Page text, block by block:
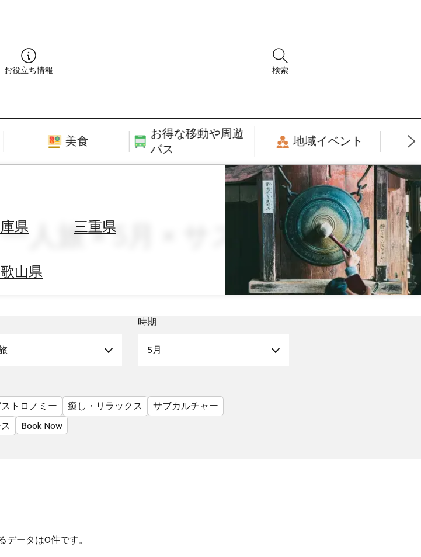
お役立ち情報 検索
美食
お得な移動や周遊
パス
地域イベント
県 三重県
山県
人旅 × 5月 × サスティナブ
時期
5月
ストロノミー 癒し・リラックス
サブカルチャー
Book Now
データは0件です。